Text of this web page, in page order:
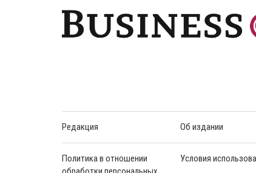
Редакция Об издании
Политика в отношении
Условия